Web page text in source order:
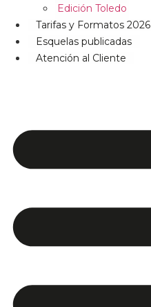
Edición Toledo
Tarifas y Formatos 2026
Esquelas publicadas
Atención al Cliente